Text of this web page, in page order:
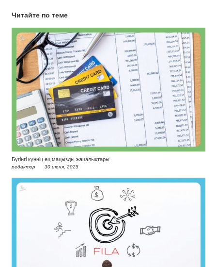
Читайте по теме
Бүгінгі күннің ең маңызды жаңалықтары
редактор 30 июня, 2025